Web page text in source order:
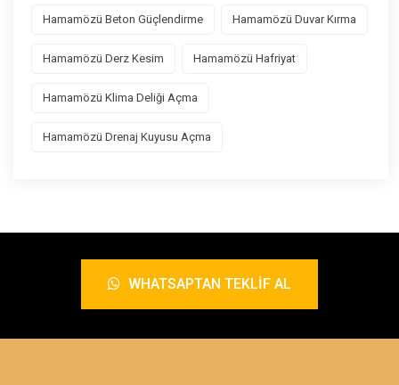
Hamamözü Beton Güçlendirme Hamamözü Duvar Kırma
Hamamözü Derz Kesim Hamamözü Hafriyat
Hamamözü Klima Deliği Açma
Hamamözü Drenaj Kuyusu Açma
WHATSAPTAN TEKLIF AL